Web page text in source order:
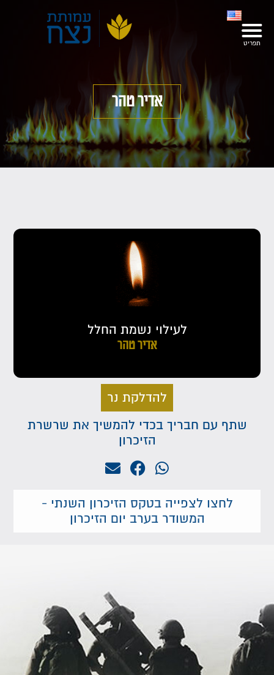
אדיר טהר
לעילוי נשמת החלל
אדיר טהר
להדלקת נר
שתף עם חבריך בכדי להמשיך את שרשרת
הזיכרון
לחצו לצפייה בטקס הזיכרון השנתי -
המשודר בערב יום הזיכרון